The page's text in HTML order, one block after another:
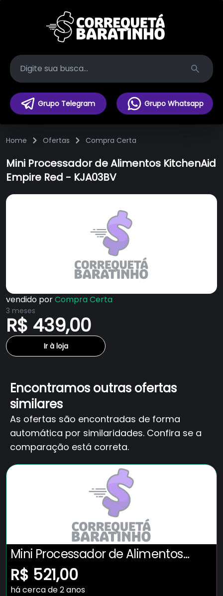
Search
Grupo Telegram Grupo Whatsapp
Home Ofertas Compra Certa
Mini Processador de Alimentos KitchenAid
Empire Red - KJA03BV
vendido porCompra Certa
3 meses
R$ 439,00
Ir à loja
Encontramos outras ofertas
similares
As ofertas são encontradas de forma
automática por similaridades. Confira se a
comparação está correta.
Mini Processador de Alimentos
KitchenAid Empire Red - KJA03BV
R$ 521,00
há cerca de 2 anos